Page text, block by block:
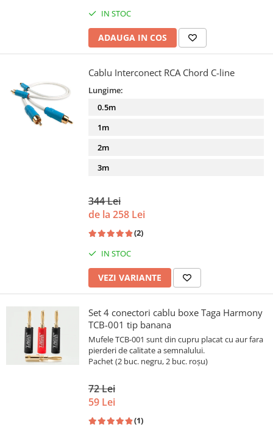
IN STOC
ADAUGA IN COS
Cablu Interconect RCA Chord C-line
Lungime:
0.5m
1m
2m
3m
344 Lei
de la 258 Lei
(2)
IN STOC
VEZI VARIANTE
Set 4 conectori cablu boxe Taga Harmony
TCB-001 tip banana
Mufele TCB-001 sunt din cupru placat cu aur fara
pierderi de calitate a semnalului.
Pachet (2 buc. negru, 2 buc. roșu)
72 Lei
59 Lei
(1)